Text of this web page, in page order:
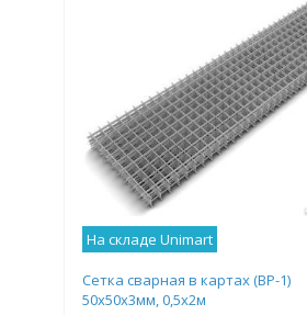
На складе Unimart
Сетка сварная в картах (ВР-1)
50х50х3мм, 0,5х2м